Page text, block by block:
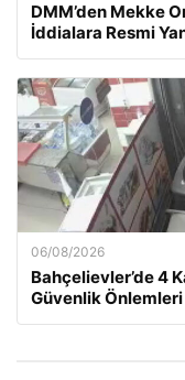
DMM’den Mekke
İddialara Resmi
06/08/2026
Bahçelievler’de 4
Güvenlik Önlemleri